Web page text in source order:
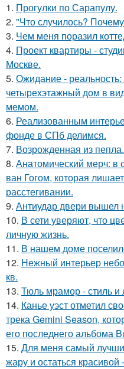
1. Прогулки по Сарапулу.
2. "Что случилось?
3. Чем меня поразил
4. Проект квартиры -
Москве.
5. Ожидание -
четырехэтажный дом в
мемом.
6. Реализованным
фонде в СПб делимся.
7. Возрожденная из пепла.
8. Анатомический мерч: в
ван Гогом, которая
расстегивании.
9. Антиудар двери вышел
10. В сети уверяют, что
личную жизнь.
11. В нашем доме
12. Нежный интерьер
кв.
13. Тюль мрамор - стиль и
14. Канье уэст отметил
трека Gemini Season,
его последнего альбома
15. Для меня самый
жару и остаться красивой